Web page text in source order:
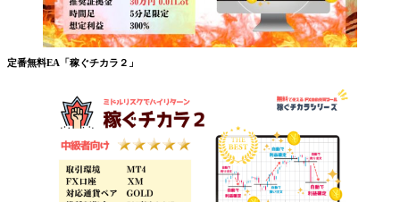
定番無料EA「稼ぐチカラ２」